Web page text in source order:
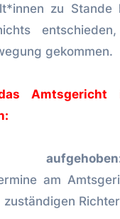
zu
gekommen.
Amtsgericht
am